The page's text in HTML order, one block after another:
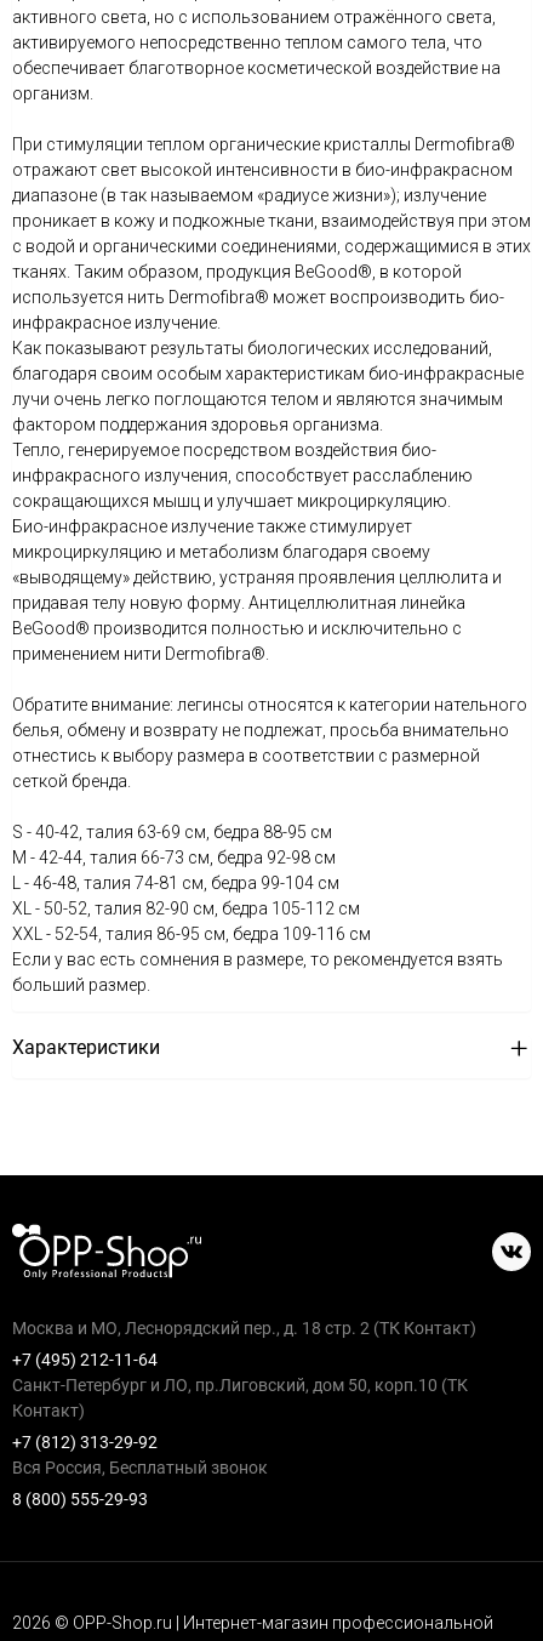
активного света, но с использованием отражённого света,
активируемого непосредственно теплом самого тела, что
обеспечивает благотворное косметической воздействие на
организм.
При стимуляции теплом органические кристаллы Dermofibra®
отражают свет высокой интенсивности в био-инфракрасном
диапазоне (в так называемом «радиусе жизни»); излучение
проникает в кожу и подкожные ткани, взаимодействуя при этом
с водой и органическими соединениями, содержащимися в этих
тканях. Таким образом, продукция BeGood®, в которой
используется нить Dermofibra® может воспроизводить био-
инфракрасное излучение.
Как показывают результаты биологических исследований,
благодаря своим особым характеристикам био-инфракрасные
лучи очень легко поглощаются телом и являются значимым
фактором поддержания здоровья организма.
Тепло, генерируемое посредством воздействия био-
инфракрасного излучения, способствует расслаблению
сокращающихся мышц и улучшает микроциркуляцию.
Био-инфракрасное излучение также стимулирует
микроциркуляцию и метаболизм благодаря своему
«выводящему» действию, устраняя проявления целлюлита и
придавая телу новую форму. Антицеллюлитная линейка
BeGood® производится полностью и исключительно с
применением нити Dermofibra®.
Обратите внимание: легинсы относятся к категории нательного
белья, обмену и возврату не подлежат, просьба внимательно
отнестись к выбору размера в соответствии с размерной
сеткой бренда.
S - 40-42, талия 63-69 см, бедра 88-95 см
М - 42-44, талия 66-73 см, бедра 92-98 см
L - 46-48, талия 74-81 см, бедра 99-104 см
XL - 50-52, талия 82-90 см, бедра 105-112 см
XXL - 52-54, талия 86-95 см, бедра 109-116 см
Если у вас есть сомнения в размере, то рекомендуется взять
больший размер.
Характеристики
Москва и МО, Леснорядский пер., д. 18 стр. 2 (ТК Контакт)
+7 (495) 212-11-64
Санкт-Петербург и ЛО, пр.Лиговский, дом 50, корп.10 (ТК
Контакт)
+7 (812) 313-29-92
Вся Россия, Бесплатный звонок
8 (800) 555-29-93
2026 © OPP-Shop.ru | Интернет-магазин профессиональной